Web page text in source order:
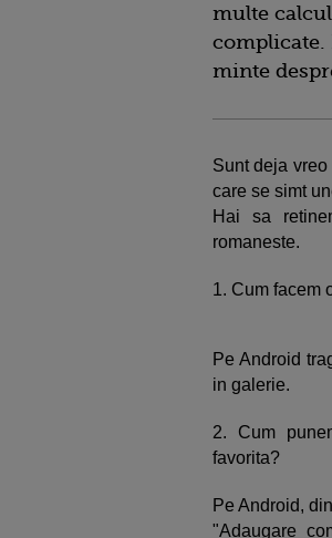
multe
complicate.
minte
Sunt deja
care se simt
Hai sa
romaneste.
1. Cum facem
Pe Android
in galerie.
2. Cum
favorita?
Pe Android,
"Adaugare